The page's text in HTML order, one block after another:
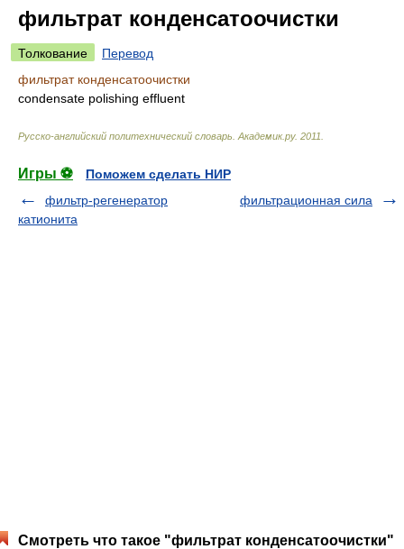
фильтрат конденсатоочистки
Толкование
Перевод
фильтрат конденсатоочистки
condensate polishing effluent
Русско-английский политехнический словарь Академик.ру. 2011
Игры ⚽
Поможем сделать НИР
фильтр-регенератор
катионита
фильтрационная сила
Смотреть что такое "фильтрат конденсатоочистки"